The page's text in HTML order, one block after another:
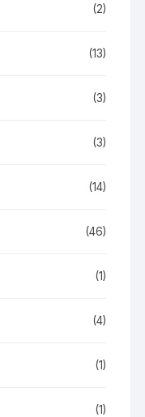
(2)
(13)
(3)
(3)
(14)
(46)
(1)
(4)
(1)
(1)